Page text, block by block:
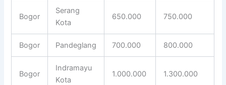
Bogor
Serang
Kota
650.000 750.000
Bogor Pandeglang 700.000 800.000
Bogor
Indramayu
Kota
1.000.000 1.300.000